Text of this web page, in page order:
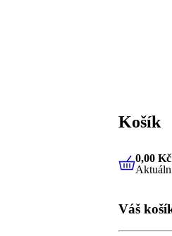
Košík
0,00
0,00 Kč
Váš